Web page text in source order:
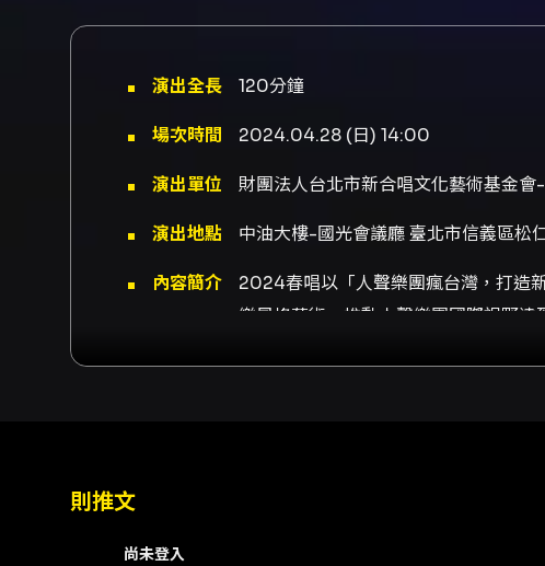
演出全長 120分鐘
場次時間 2024.04.28 (日) 14:00
演出單位 財團法人台北市新合唱文化藝術基金
演出地點 中油大樓-國光會議廳 臺北市信義區松
內容簡介
2024春唱以「人聲樂團瘋台灣，打造
樂風格藝術，推動人聲樂團國際視野
則推文
尚未登入